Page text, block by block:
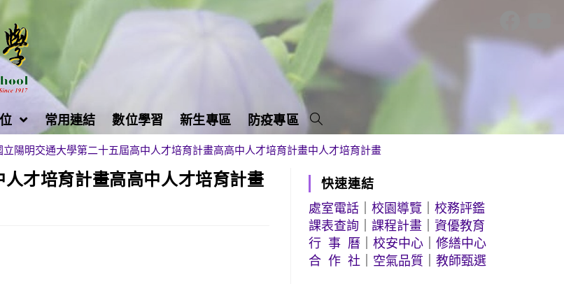
常用連結 數位學習 新生專區 防疫專區
立陽明交通大學第二十五屆高中人才培育計畫高高中人才培育計畫中人才培育計畫
人才培育計畫高高中人才培育計畫
快速連結
處室電話 ｜校園導覽 ｜校務評鑑
課表查詢 ｜課程計畫 ｜資優教育
行 事 曆 ｜校安中心 ｜修繕中心
合 作 社
空氣品質 ｜教師甄選